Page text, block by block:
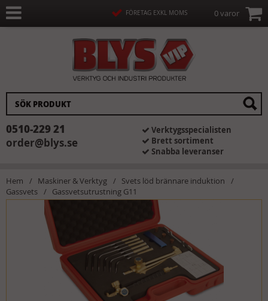
0 varor
FÖRETAG EXKL MOMS
0510-229 21
order@blys.se
Verktygsspecialisten
Brett sortiment
Snabba leveranser
Hem Maskiner & Verktyg
Svets löd brännare induktion
Gassvets
Gassvetsutrustning G11